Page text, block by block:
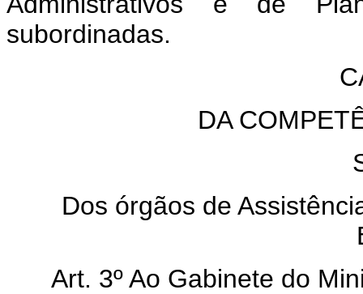
subordinadas.
DA
Dos órgãos de
Art. 3º Ao Gabinete do